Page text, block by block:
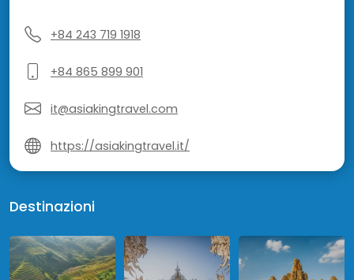
+84 243 719 1918
+84 865 899 901
it@asiakingtravel.com
https://asiakingtravel.it/
Destinazioni